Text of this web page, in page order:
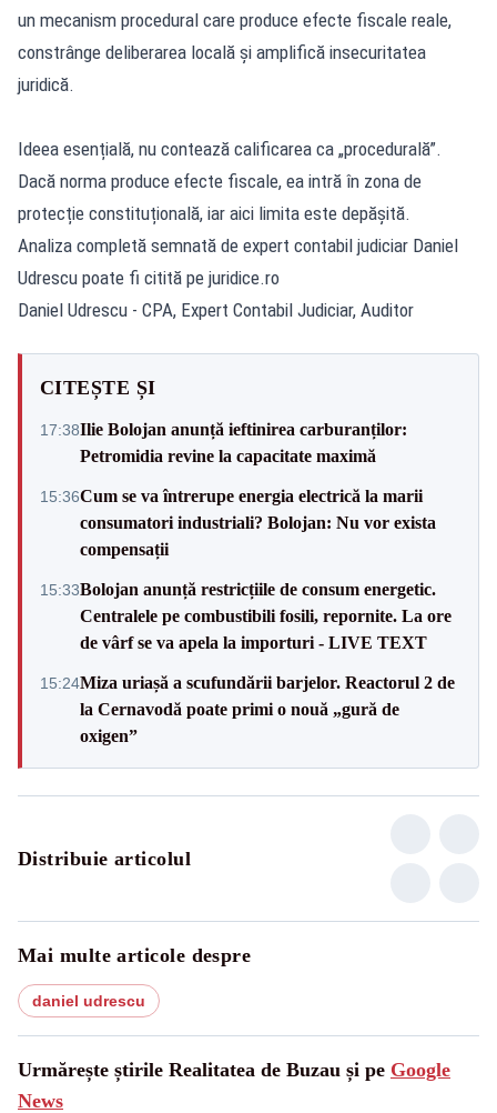
un mecanism procedural care produce efecte fiscale reale,
constrânge deliberarea locală și amplifică insecuritatea
juridică.
Ideea esențială, nu contează calificarea ca „procedurală”.
Dacă norma produce efecte fiscale, ea intră în zona de
protecție constituțională, iar aici limita este depășită.
Analiza completă semnată de expert contabil judiciar Daniel
Udrescu poate fi citită pe juridice.ro
Daniel Udrescu - CPA, Expert Contabil Judiciar, Auditor
CITEȘTE ȘI
17:38Ilie Bolojan anunță ieftinirea carburanților:
Petromidia revine la capacitate maximă
15:36Cum se va întrerupe energia electrică la marii
consumatori industriali? Bolojan: Nu vor exista
compensații
15:33Bolojan anunță restricțiile de consum energetic.
Centralele pe combustibili fosili, repornite. La ore
de vârf se va apela la importuri - LIVE TEXT
15:24Miza uriașă a scufundării barjelor. Reactorul 2 de
la Cernavodă poate primi o nouă „gură de
oxigen”
Distribuie articolul
Mai multe articole despre
daniel udrescu
Urmărește știrile Realitatea de Buzau și pe Google
News